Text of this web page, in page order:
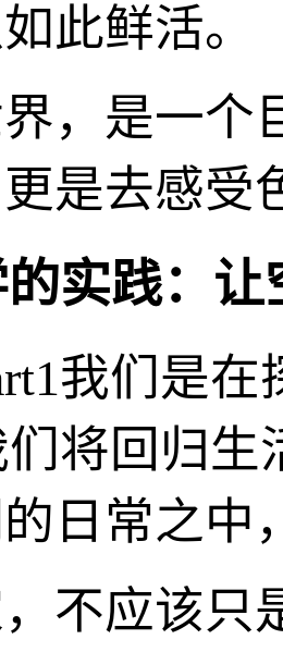
此鲜活。
，是一个
是去感受
实践：
我们是
们将回归
日常之中
不应该只